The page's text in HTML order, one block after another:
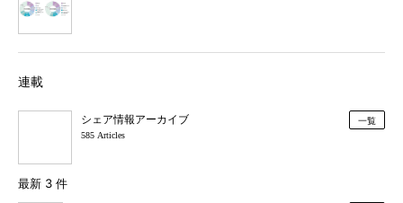
連載
シェア情報アーカイブ
585 Articles
一覧
最新 3 件